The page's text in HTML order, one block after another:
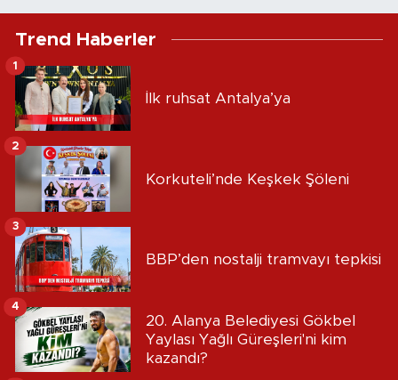
Trend Haberler
İlk ruhsat Antalya’ya
1
Korkuteli’nde Keşkek Şöleni
2
BBP’den nostalji tramvayı tepkisi
3
20. Alanya Belediyesi Gökbel
Yaylası Yağlı Güreşleri'ni kim
kazandı?
4